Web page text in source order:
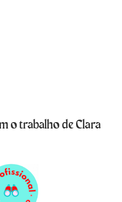
o trabalho de Clara